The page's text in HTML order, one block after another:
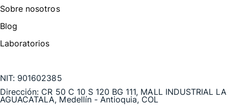
Sobre nosotros
Blog
Laboratorios
NIT: 901602385
Dirección: CR 50 C 10 S 120 BG 111, MALL INDUSTRIAL LA
AGUACATALA, Medellín - Antioquia, COL